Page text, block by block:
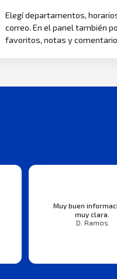
Elegí departamentos,
correo. En el panel también
favoritos, notas y
Muy buen
muy clara.
D. Ramos